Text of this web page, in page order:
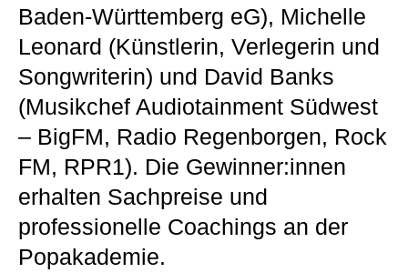
Baden-Württemberg eG), Michelle
Leonard (Künstlerin, Verlegerin und
Songwriterin) und David Banks
(Musikchef Audiotainment Südwest
– BigFM, Radio Regenborgen, Rock
FM, RPR1). Die Gewinner:innen
erhalten Sachpreise und
professionelle Coachings an der
Popakademie.